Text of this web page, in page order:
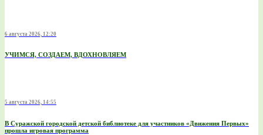
6 августа 2026, 12:20
УЧИМСЯ, СОЗДАЕМ, ВДОХНОВЛЯЕМ
5 августа 2026, 14:55
В Суражской городской детской библиотеке для участников «Движения Первых»
прошла игровая программа